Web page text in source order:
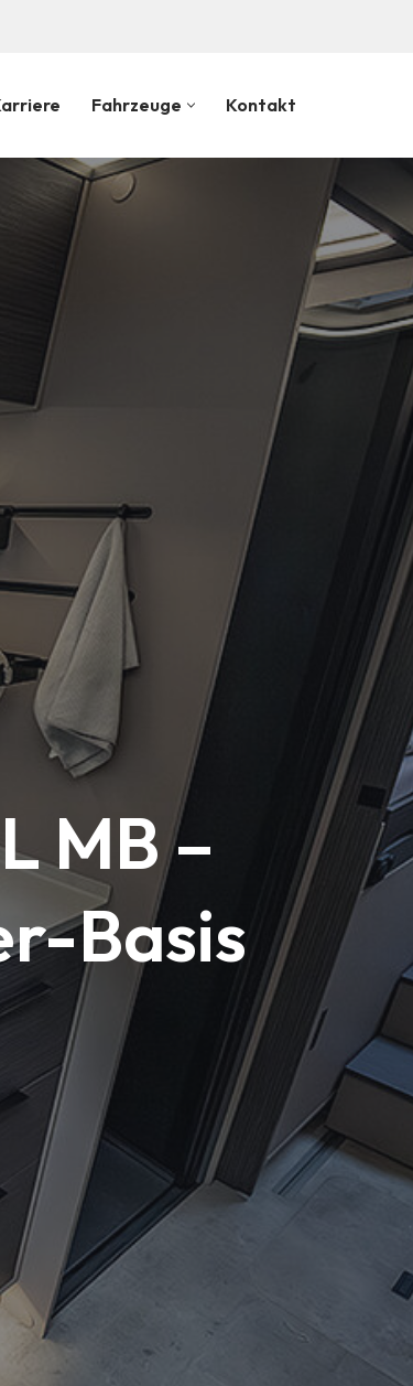
Fahrzeuge Kontakt
MB –
Basis